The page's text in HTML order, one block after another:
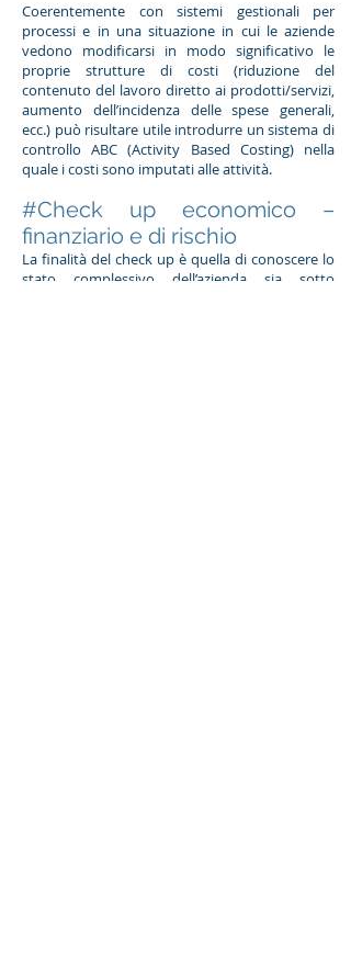
Coerentemente con sistemi gestionali per
processi e in una situazione in cui le aziende
vedono modificarsi in modo significativo le
proprie strutture di costi (riduzione del
contenuto del lavoro diretto ai prodotti/servizi,
aumento dell’incidenza delle spese generali,
ecc.) può risultare utile introdurre un sistema di
controllo ABC (Activity Based Costing) nella
quale i costi sono imputati alle attività.
#Check up economico –
finanziario e di rischio
La finalità del check up è quella di conoscere lo
stato complessivo dell’azienda sia sotto